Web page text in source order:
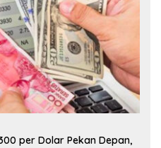
per Dolar Pekan Depan,